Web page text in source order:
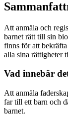
Att anmäla och
barnet rätt till sin
finns för att
alla sina rättigheter
Vad innebär
Att anmäla
far till ett barn och
barnet.